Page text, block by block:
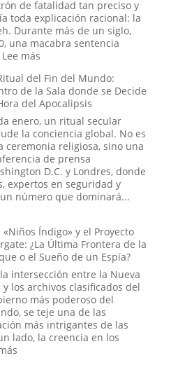
Digital
que
de fatalidad tan preciso y
toda explicación racional: la
Durante más de un siglo,
una macabra sentencia
Lee más:
Maldición
de
Tecumseh:
¿La
Estadística
más
Espeluznante
de
la
Casa
Blanca
el
Mito
más
Perverso?
del Fin del Mundo:
de la Sala donde se Decide
del Apocalipsis
enero, un ritual secular
la conciencia global. No es
ceremonia religiosa, sino una
de prensa
D.C. y Londres, donde
expertos en seguridad y
número que dominará...
«Niños Índigo» y el Proyecto
¿La Última Frontera de la
o el Sueño de un Espía?
intersección entre la Nueva
y los archivos clasificados del
más poderoso del
se teje una de las
más intrigantes de las
lado, la creencia en los
: